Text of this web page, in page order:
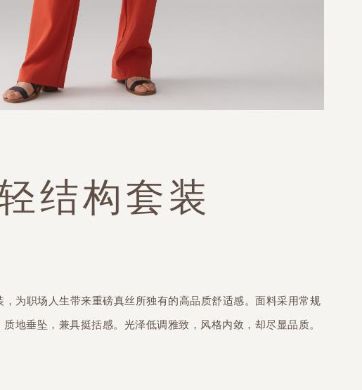
结构套装
，为职场人生带来重磅真丝所独有的高品质舒适感。面料采用常规
地垂坠，兼具挺括感。光泽低调雅致，风格内敛，却尽显品质。